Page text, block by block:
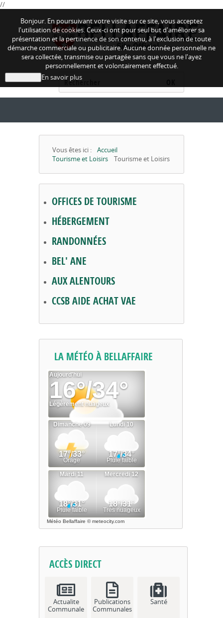
//
Bonjour. En poursuivant votre visite sur ce site, vous acceptez
l'utilisation de cookies. Ceux-ci ont pour seul but d'améliorer sa
présentation et la pertinence de son contenu, à l'exclusion de toute
démarche commerciale ou publicitaire. Aucune donnée personnelle ne
sera collectée, transmise ou partagée sans que vous ne l'ayez
personnellement et volontairement effectué.
En savoir plus
Vous êtes ici :
Accueil
Tourisme et Loisirs
Tourisme et Loisirs
OFFICES DE TOURISME
HÉBERGEMENT
RANDONNÉES
BEL' ANE
AUX ALENTOURS
CCSB AIDE ACHAT VAE
LA MÉTÉO À BELLAFFAIRE
Météo Bellaffaire © meteocity.com
ACCÈS DIRECT
Actualite
Communale
Publications
Communales
Santé